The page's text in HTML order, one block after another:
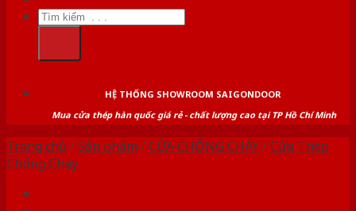
Tìm
kiếm:
HỆ THỐNG SHOWROOM SAIGONDOOR
Mua cửa thép hàn quốc giá rẻ - chất lượng cao tại TP Hồ Chí Minh
Trang chủ /Sản phẩm /CỬA CHỐNG CHÁY/Cửa Thép
Chống Cháy